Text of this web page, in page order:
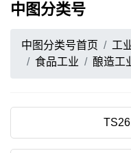
中图分类号
中图分类号首页 工
食品工业
酿造工